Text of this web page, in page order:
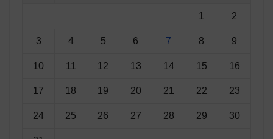
1 2
3 4 5 6 7 8 9
10 11 12 13 14 15 16
17 18 19 20 21 22 23
24 25 26 27 28 29 30